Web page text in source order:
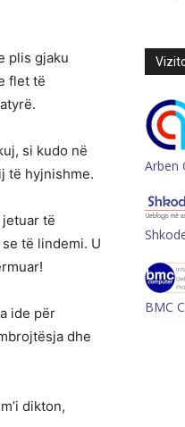
plis gjaku
flet të
si kudo në
të hyjnishme.
të
të lindemi. U
ide për
dhe
dikton,
Arben
BMC